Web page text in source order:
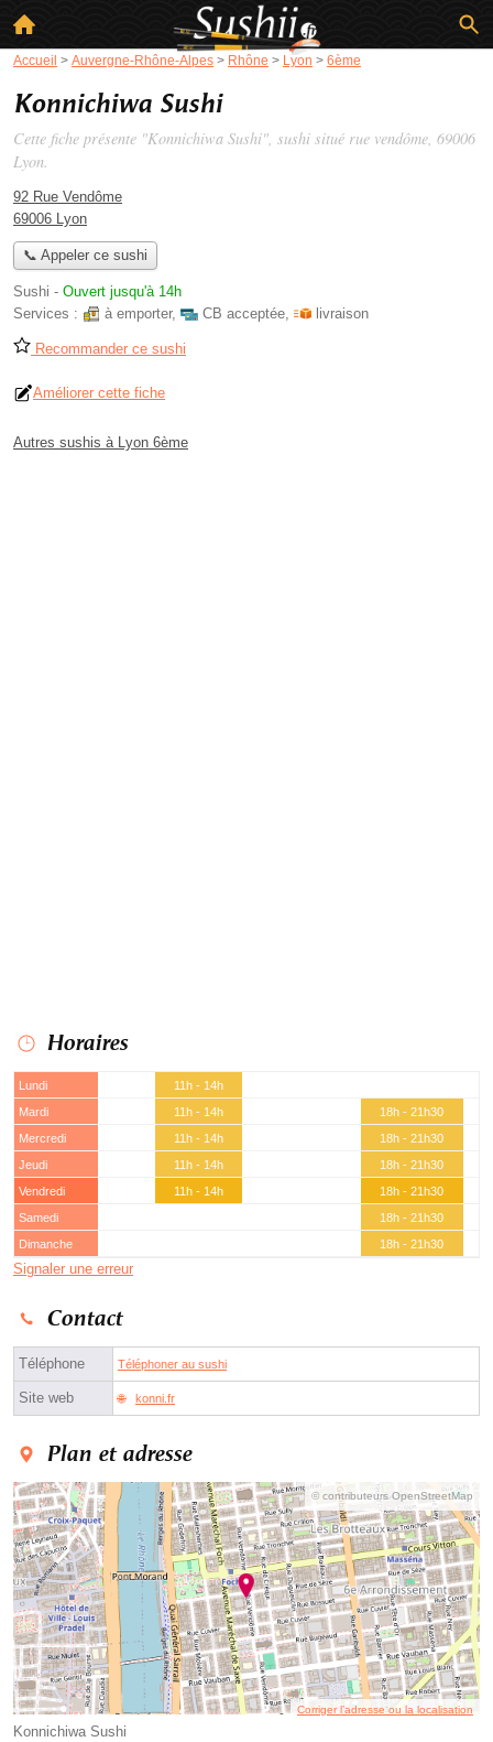
Accueil > Auvergne-Rhône-Alpes > Rhône > Lyon > 6ème
Konnichiwa Sushi
Cette fiche présente "Konnichiwa Sushi", sushi situé rue vendôme, 69006
Lyon.
92 Rue Vendôme
69006 Lyon
📞 Appeler ce sushi
Sushi - Ouvert jusqu'à 14h
Services :
à emporter, CB acceptée, livraison
Recommander ce sushi
Améliorer cette fiche
Autres sushis à Lyon 6ème
Horaires
Lundi
11h - 14h
Mardi
11h - 14h
18h - 21h30
Mercredi
11h - 14h
18h - 21h30
Jeudi
11h - 14h
18h - 21h30
Vendredi
11h - 14h
18h - 21h30
Samedi
18h - 21h30
Dimanche
18h - 21h30
Signaler une erreur
Contact
Téléphone Téléphoner au sushi
Site web konni.fr
Plan et adresse
© contributeurs OpenStreetMap
Corriger l’adresse ou la localisation
Konnichiwa Sushi